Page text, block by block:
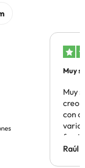
Muy
Muy
creo
con
Hotel
Raúl